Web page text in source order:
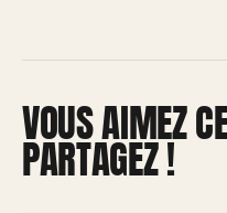
VOUS AIMEZ
PARTAGEZ !